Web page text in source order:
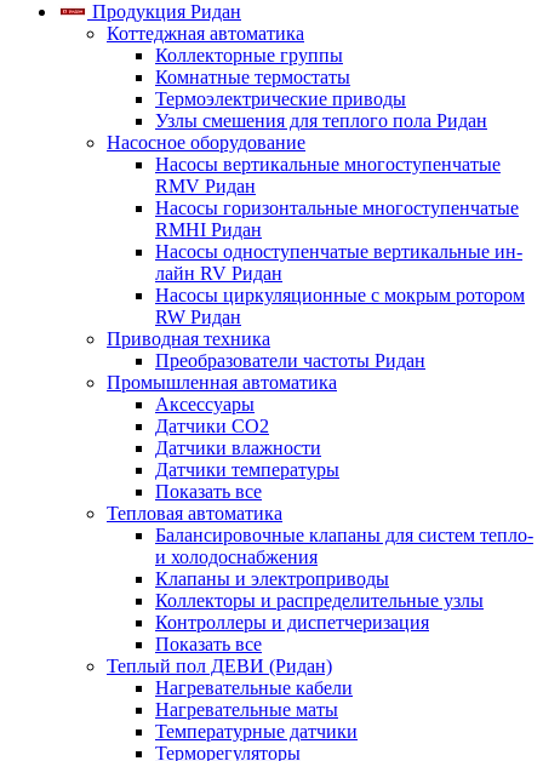
Продукция Ридан
Коттеджная автоматика
Коллекторные группы
Комнатные термостаты
Термоэлектрические приводы
Узлы смешения для теплого пола Ридан
Насосное оборудование
Насосы вертикальные многоступенчатые
RMV Ридан
Насосы горизонтальные многоступенчатые
RMHI Ридан
Насосы одноступенчатые вертикальные ин-
лайн RV Ридан
Насосы циркуляционные с мокрым ротором
RW Ридан
Приводная техника
Преобразователи частоты Ридан
Промышленная автоматика
Аксессуары
Датчики CO2
Датчики влажности
Датчики температуры
Показать все
Тепловая автоматика
Балансировочные клапаны для систем тепло-
и холодоснабжения
Клапаны и электроприводы
Коллекторы и распределительные узлы
Контроллеры и диспетчеризация
Показать все
Теплый пол ДЕВИ (Ридан)
Нагревательные кабели
Нагревательные маты
Температурные датчики
Терморегуляторы